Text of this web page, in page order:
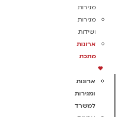
מגירות
מגירות
ושידות
ארונות
מתכת
ארונות
ומגירות
למשרד